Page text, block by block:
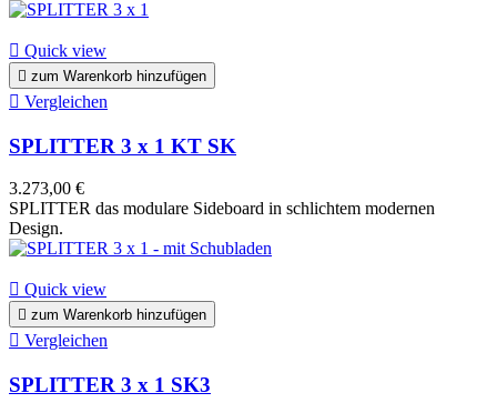
 Quick view
 zum Warenkorb hinzufügen
 Vergleichen
SPLITTER 3 x 1 KT SK
3.273,00 €
SPLITTER das modulare Sideboard in schlichtem modernen
Design.
 Quick view
 zum Warenkorb hinzufügen
 Vergleichen
SPLITTER 3 x 1 SK3